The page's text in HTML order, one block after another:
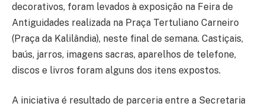
decorativos, foram levados à exposição na Feira de
Antiguidades realizada na Praça Tertuliano Carneiro
(Praça da Kalilândia), neste final de semana. Castiçais,
baús, jarros, imagens sacras, aparelhos de telefone,
discos e livros foram alguns dos itens expostos.
A iniciativa é resultado de parceria entre a Secretaria